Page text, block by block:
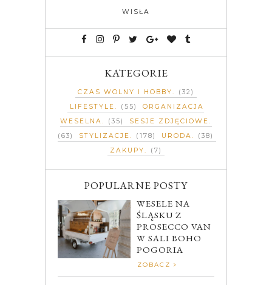
WISŁA
KATEGORIE
CZAS WOLNY I HOBBY
(32)
LIFESTYLE
(55)
ORGANIZACJA
WESELNA
(35)
SESJE ZDJĘCIOWE
(63)
STYLIZACJE (178) URODA
(38)
ZAKUPY
(7)
POPULARNE POSTY
WESELE NA
ŚLĄSKU Z
PROSECCO VAN
W SALI BOHO
POGORIA
ZOBACZ